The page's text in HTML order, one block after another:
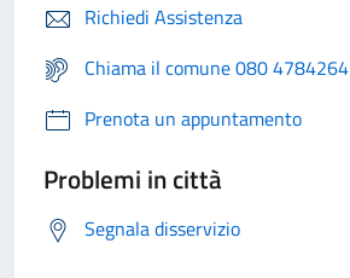
Richiedi Assistenza
Chiama il comune 080 4784264
Prenota un appuntamento
Problemi in città
Segnala disservizio